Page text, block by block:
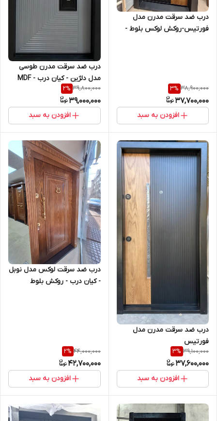
درب ضد سرقت مدرن مدل
فورتیس-روکش لوکس بلوط -
38,900,000
3%
37,700,000
افزودن به سبد
درب ضد سرقت مدرن طوسی
مدل دلژین - کیان درب - MDF
خارجی طرح CNC
39,800,000
2%
39,000,000
افزودن به سبد
درب ضد سرقت مدرن مدل
فورتیس
39,100,000
3%
37,600,000
افزودن به سبد
درب ضد سرقت لوکس مدل نوبل
- کیان درب - روکش بلوط
44,000,000
2%
42,700,000
افزودن به سبد